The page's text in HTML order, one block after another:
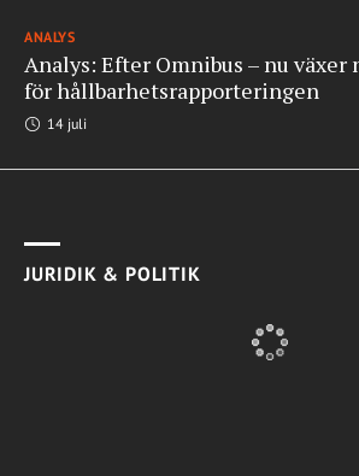
ANALYS
Analys: Efter Omnibus – nu växer
för hållbarhetsrapporteringen
14 juli
JURIDIK & POLITIK